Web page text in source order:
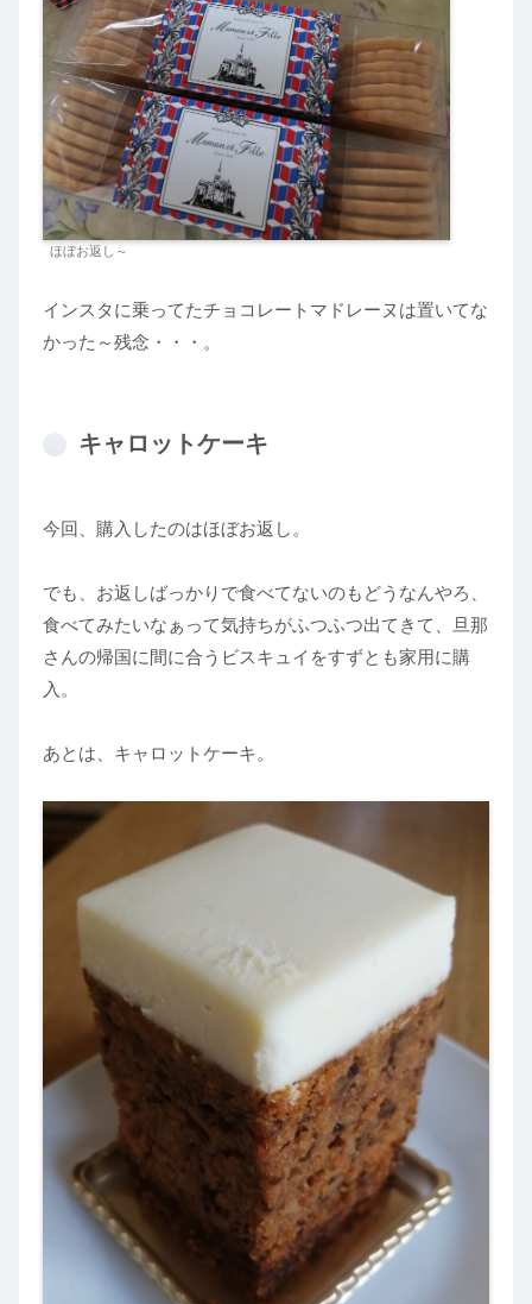
ほぼお返し～
インスタに乗ってたチョコレートマドレーヌは置いてな
かった～残念・・・。
キャロットケーキ
今回、購入したのはほぼお返し。
でも、お返しばっかりで食べてないのもどうなんやろ、
食べてみたいなぁって気持ちがふつふつ出てきて、旦那
さんの帰国に間に合うビスキュイをすずとも家用に購
入。
あとは、キャロットケーキ。